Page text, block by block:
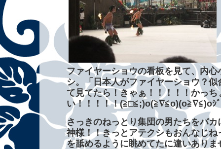
ファイヤーショウの看板を見て、内
シ。「日本人がファイヤーショウ？
て見てたら！きゃぁ！！！！！かっ
い！！！！！(≧□≦;)o(≧∇≦o)(o≧∇≦)oｼﾞ
さっきのねっとり集団の男たちをバ
神様！！きっとアテクシもおんなじ
を舐めるように眺めてたに違いありま